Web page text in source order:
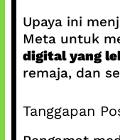
Upaya ini
Meta untuk
digital yang
remaja, dan
Tanggapan